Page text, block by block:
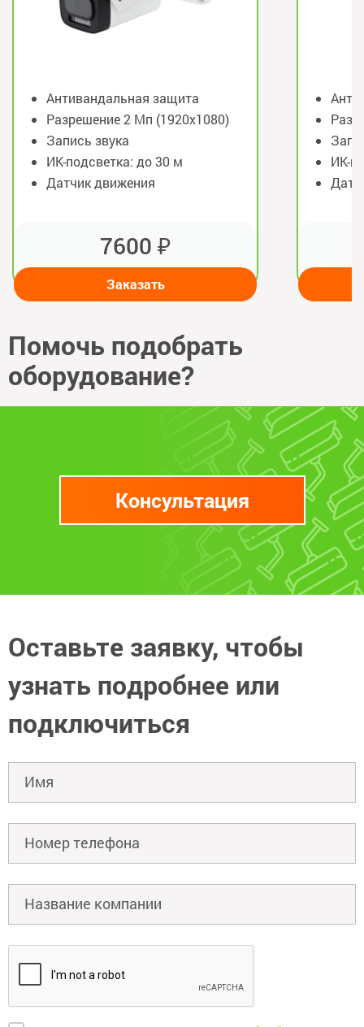
Антивандальная защита
Разрешение 2 Мп (1920x1080)
Запись звука
ИК-подсветка: до 30 м
Датчик движения
7600 ₽
Заказать
ИК-
Помочь подобрать
оборудование?
Консультация
Оставьте заявку, чтобы
узнать подробнее или
подключиться
Имя
Номер телефона
Название компании